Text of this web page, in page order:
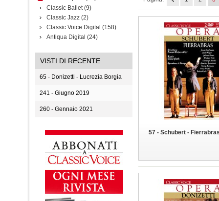
Classic Ballet(9)
Classic Jazz (2)
Classic Voice Digital (158)
Antiqua Digital (24)
VISTI DI RECENTE
65 - Donizetti - Lucrezia Borgia
241 - Giugno 2019
260 - Gennaio 2021
57 - Schubert -